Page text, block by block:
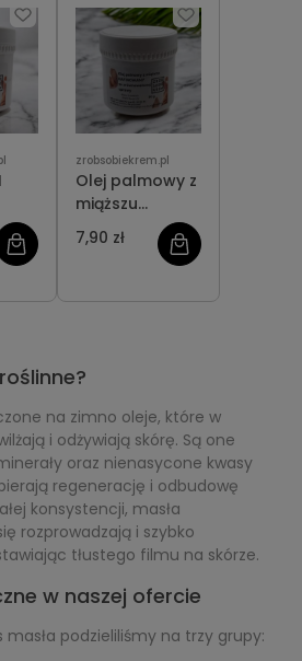
zrobsobiekrem.pl
Olej palmowy z
miąższu
RAFINOWANY -
ze
zrównoważonej
uprawy
7,90 zł
na zimno oleje, które w
i odżywiają skórę. Są one
oraz nienasycone kwasy
regenerację i odbudowę
konsystencji, masła
rozprowadzają i szybko
tłustego filmu na skórze.
w naszej ofercie
podzieliliśmy na trzy grupy: